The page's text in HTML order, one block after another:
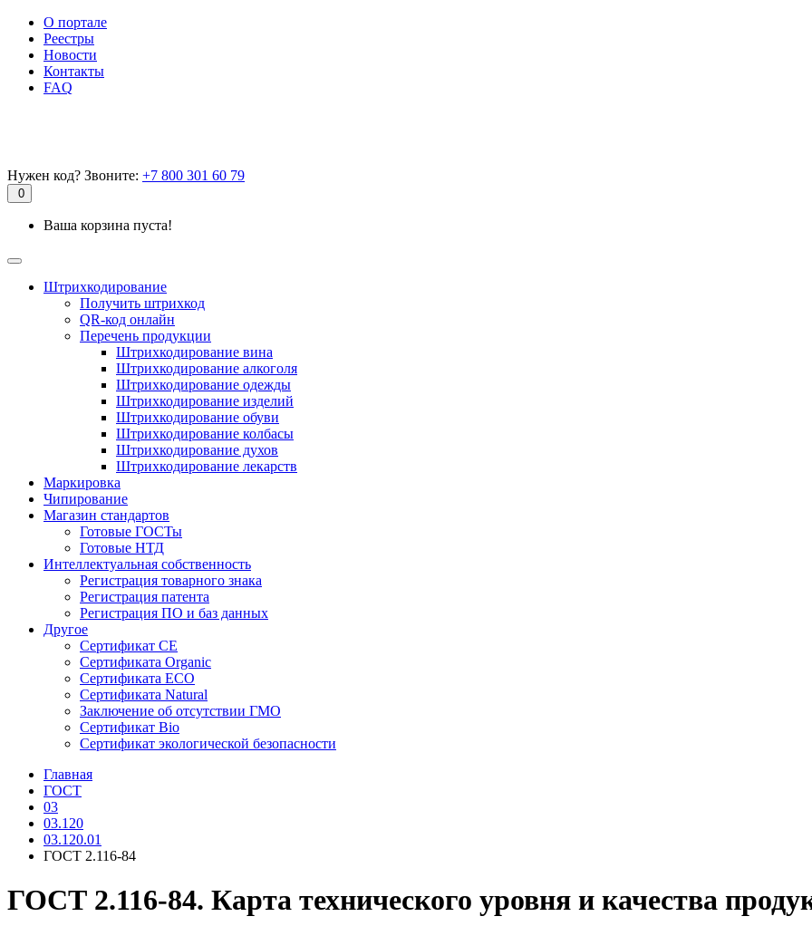
О портале
Реестры
Новости
Контакты
FAQ
Нужен код? Звоните: +7 800 301 60 79
0
Ваша корзина пуста!
Штрихкодирование
Получить штрихкод
QR-код онлайн
Перечень продукции
Штрихкодирование вина
Штрихкодирование алкоголя
Штрихкодирование одежды
Штрихкодирование изделий
Штрихкодирование обуви
Штрихкодирование колбасы
Штрихкодирование духов
Штрихкодирование лекарств
Маркировка
Чипирование
Магазин стандартов
Готовые ГОСТы
Готовые НТД
Интеллектуальная собственность
Регистрация товарного знака
Регистрация патента
Регистрация ПО и баз данных
Другое
Сертификат СЕ
Сертификата Organic
Сертификата ECO
Сертификата Natural
Заключение об отсутствии ГМО
Сертификат Bio
Сертификат экологической безопасности
Главная
ГОСТ
03
03.120
03.120.01
ГОСТ 2.116-84
ГОСТ 2.116-84. Карта технического уровня и качества